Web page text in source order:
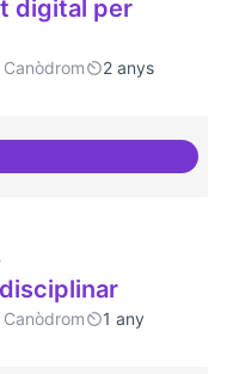
digital per
2 anys
de seguretat digital
1 any